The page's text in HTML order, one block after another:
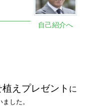
自己紹介へ
えプレゼント に
した。